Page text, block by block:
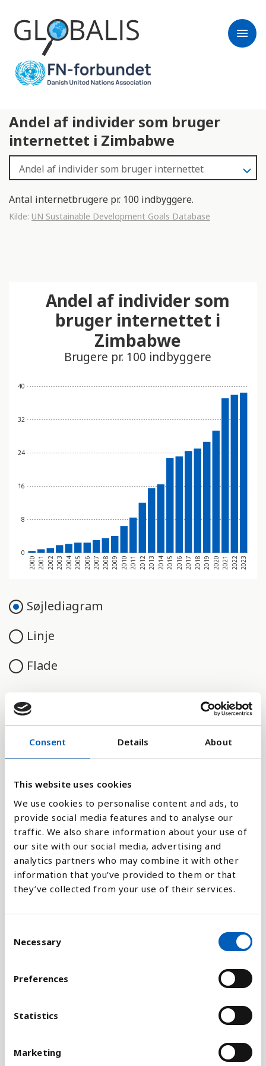
Consent Details About
This website uses cookies
We use cookies to personalise content and ads, to
provide social media features and to analyse our
traffic. We also share information about your use of
our site with our social media, advertising and
analytics partners who may combine it with other
information that you’ve provided to them or that
they’ve collected from your use of their services.
Necessary
Preferences
Statistics
Marketing
menu
Andel af individer som bruger
internettet i Zimbabwe
Antal internetbrugere pr. 100 indbyggere.
Kilde: UN Sustainable Development Goals Database
0
8
16
24
32
40
2000 2001 2002 2003 2004 2005 2006 2007 2008 2009 2010 2011 2012 2013 2014 2015 2016 2017 2018 2019 2020 2021 2022 2023
Andel af individer som
bruger internettet i
Zimbabwe
Brugere pr. 100 indbyggere
Søjlediagram
Linje
Flade
Forklaring
FNs 2015 mål, nummer 8 sætter blandt andet fokus
på at folk skal have adgang til information og
kommunikation.
Målet handler om samarbejde mellem lande for at
fattigere lande i at give så mange som muligt
for indbyggere i et land, er en del af FNs
bæredygtighedsmål nummer 9, der er et delmål om
kommunikations-teknologi betydeligt, og arbejde
rimelig tilgang til internettet inden 2020.